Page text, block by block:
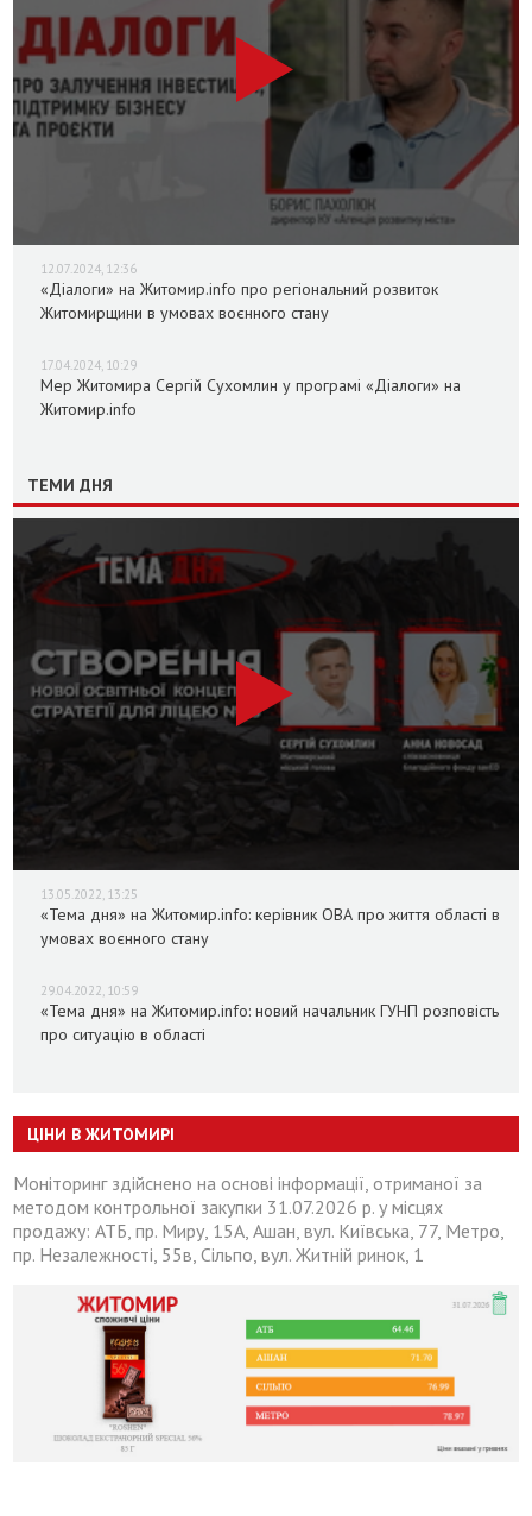
12.07.2024, 12:36
«Діалоги» на Житомир.info про регіональний розвиток
Житомирщини в умовах воєнного стану
17.04.2024, 10:29
Мер Житомира Сергій Сухомлин у програмі «Діалоги» на
Житомир.info
ТЕМИ ДНЯ
13.05.2022, 13:25
«Тема дня» на Житомир.info: керівник ОВА про життя області в
умовах воєнного стану
29.04.2022, 10:59
«Тема дня» на Житомир.info: новий начальник ГУНП розповість
про ситуацію в області
ЦІНИ В ЖИТОМИРІ
Моніторинг здійснено на основі інформації, отриманої за
методом контрольної закупки 31.07.2026 р. у місцях
продажу: АТБ, пр. Миру, 15А, Ашан, вул. Київська, 77, Метро,
пр. Незалежності, 55в, Сільпо, вул. Житній ринок, 1